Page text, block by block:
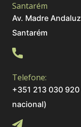
Santarém
Av. Madre
Santarém
Telefone:
+351 213 030
nacional)